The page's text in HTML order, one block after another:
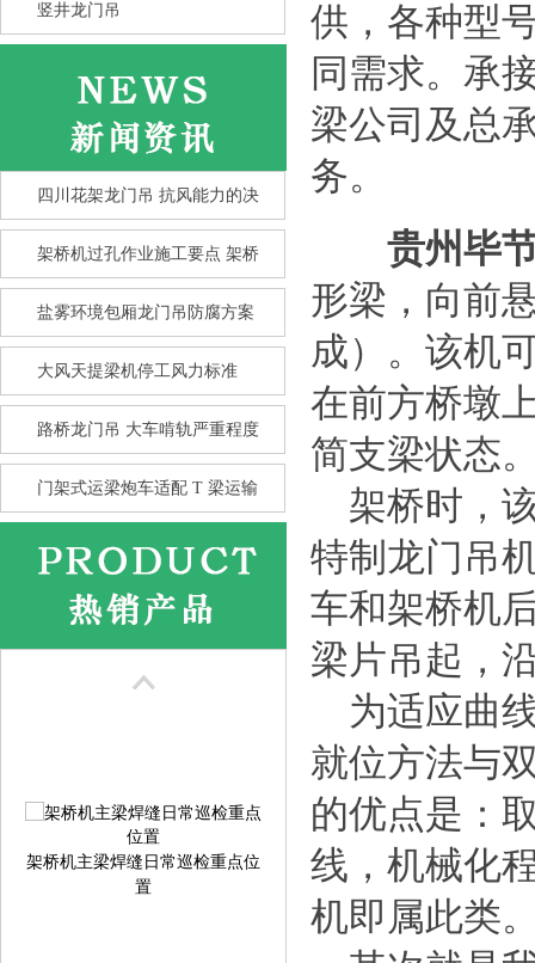
竖井龙门吊
四川花架龙门吊 抗风能力的决
架桥机过孔作业施工要点 架桥
盐雾环境包厢龙门吊防腐方案
大风天提梁机停工风力标准
路桥龙门吊 大车啃轨严重程度
门架式运梁炮车适配 T 梁运输
竖井龙门吊选型核心要点 竖井
龙
花架龙门吊的抗风性 比箱型龙
架桥机主梁焊缝日常巡检重点位
置
供，各种型
同需求。承
梁公司及总
务。
贵州毕
形梁，向前
成）。该机
在前方桥墩
简支梁状态
架桥时，
特制龙门吊
车和架桥机
梁片吊起，
为适应曲
就位方法与
的优点是：
线，机械化
机即属此类